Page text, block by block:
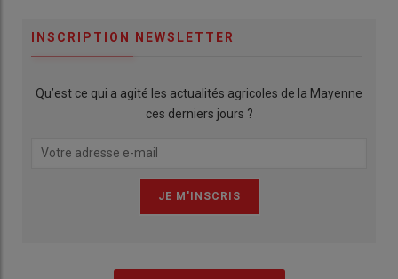
INSCRIPTION NEWSLETTER
Qu’est ce qui a agité les actualités agricoles de la Mayenne
ces derniers jours ?